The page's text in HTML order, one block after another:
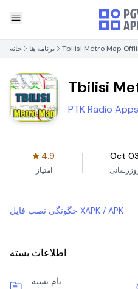
خانه برنامه ها Tbilisi Metro Map
Tbilisi
PTK Radio Apps
4.9
امتیاز
Oct
چگونگی نصب فایل XAPK / APK
اطلاعات بسته
نام بسته